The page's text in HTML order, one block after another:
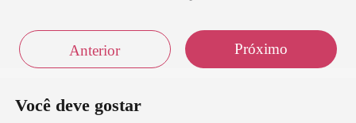
Anterior Próximo
Você deve gostar